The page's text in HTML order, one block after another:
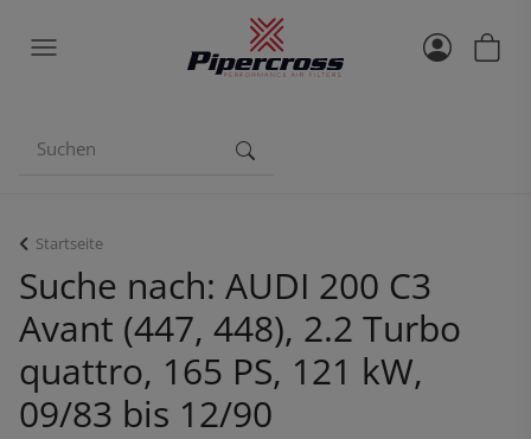
Startseite
Suche nach: AUDI 200 C3
Avant (447, 448), 2.2 Turbo
quattro, 165 PS, 121 kW,
09/83 bis 12/90